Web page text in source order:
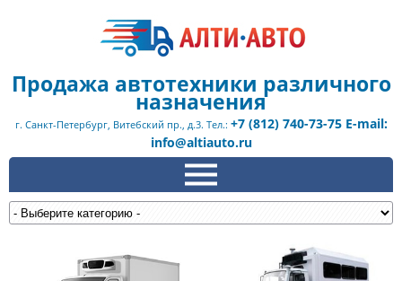
Продажа автотехники различного
назначения
г. Санкт-Петербург, Витебский пр., д.3. Тел.: +7 (812) 740-73-75 E-mail:
info@altiauto.ru